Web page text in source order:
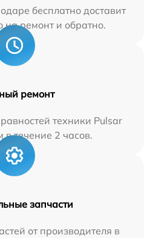
бесплатно доставит
на ремонт и обратно.
ремонт
техники Pulsar
в течение 2 часов.
запчасти
от производителя в